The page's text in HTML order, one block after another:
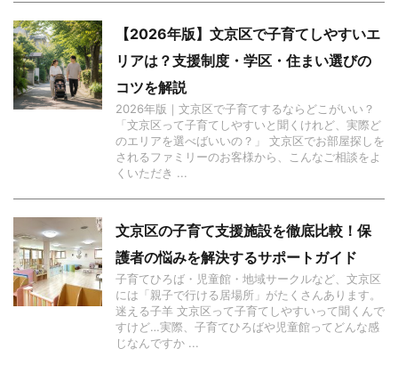
【2026年版】文京区で子育てしやすいエ
リアは？支援制度・学区・住まい選びの
コツを解説
2026年版｜文京区で子育てするならどこがいい？
「文京区って子育てしやすいと聞くけれど、実際ど
のエリアを選べばいいの？」 文京区でお部屋探しを
されるファミリーのお客様から、こんなご相談をよ
くいただき ...
文京区の子育て支援施設を徹底比較！保
護者の悩みを解決するサポートガイド
子育てひろば・児童館・地域サークルなど、文京区
には「親子で行ける居場所」がたくさんあります。
迷える子羊 文京区って子育てしやすいって聞くんで
すけど…実際、子育てひろばや児童館ってどんな感
じなんですか ...